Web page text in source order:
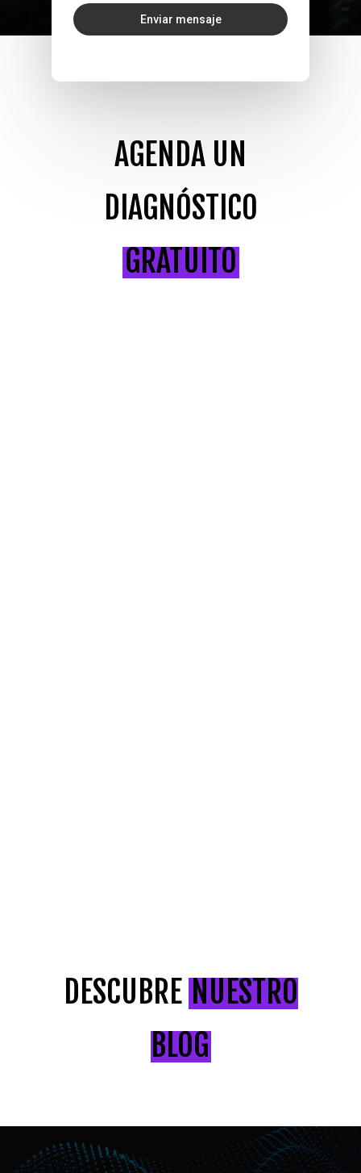
Enviar mensaje
AGENDA UN
DIAGNÓSTICO
GRATUITO
DESCUBRE NUESTRO
BLOG